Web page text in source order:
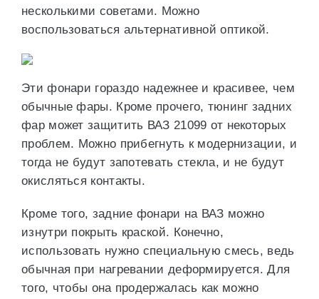
несколькими советами. Можно
воспользоваться альтернативной оптикой.
Эти фонари гораздо надежнее и красивее, чем
обычные фары. Кроме прочего, тюнинг задних
фар может защитить ВАЗ 21099 от некоторых
проблем. Можно прибегнуть к модернизации, и
тогда не будут запотевать стекла, и не будут
окисляться контакты.
Кроме того, задние фонари на ВАЗ можно
изнутри покрыть краской. Конечно,
использовать нужно специальную смесь, ведь
обычная при нагревании деформируется. Для
того, чтобы она продержалась как можно